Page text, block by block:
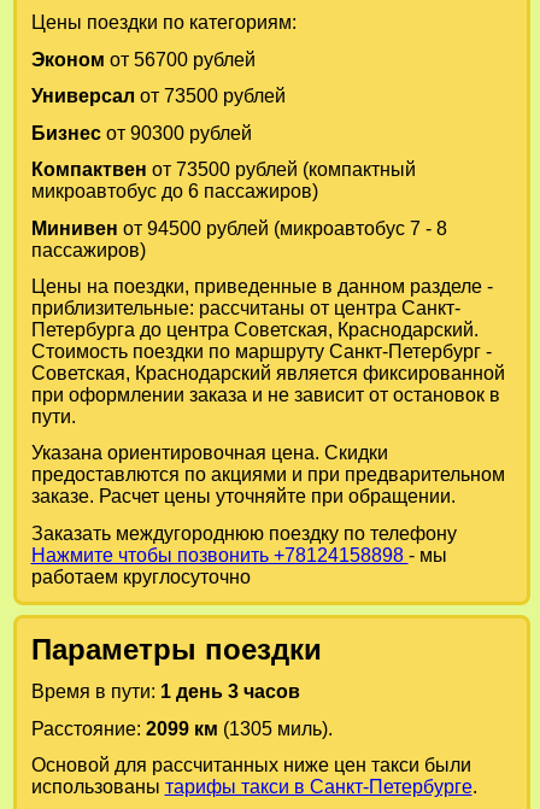
Цены поездки по категориям:
Эконом от 56700 рублей
Универсал от 73500 рублей
Бизнесот 90300 рублей
Компактвен от 73500 рублей (компактный
микроавтобус до 6 пассажиров)
Минивен от 94500 рублей (микроавтобус 7 - 8
пассажиров)
Цены на поездки, приведенные в данном разделе -
приблизительные: рассчитаны от центра Санкт-
Петербурга до центра Советская, Краснодарский.
Стоимость поездки по маршруту Санкт-Петербург -
Советская, Краснодарский является фиксированной
при оформлении заказа и не зависит от остановок в
пути.
Указана ориентировочная цена. Скидки
предоставлются по акциями и при предварительном
заказе. Расчет цены уточняйте при обращении.
Заказать междугороднюю поездку по телефону
Нажмите чтобы позвонить +78124158898 - мы
работаем круглосуточно
Параметры поездки
Время в пути: 1 день 3 часов
Расстояние: 2099 км (1305 миль).
Основой для рассчитанных ниже цен такси были
использованы тарифы такси в Санкт-Петербурге.